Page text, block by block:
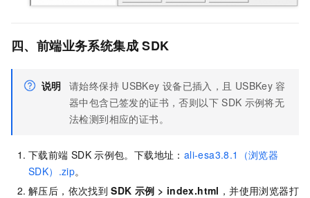
四、前端业务系统集成 SDK
说明 请始终保持 USBKey 设备已插入，且 USBKey 容
器中包含已签发的证书，否则以下 SDK 示例将无
法检测到相应的证书。
下载前端 SDK 示例包。下载地址： ali-esa3.8.1（浏览器
SDK）.zip。
解压后，依次找到 SDK 示例 > index.html ，并使用浏览器打